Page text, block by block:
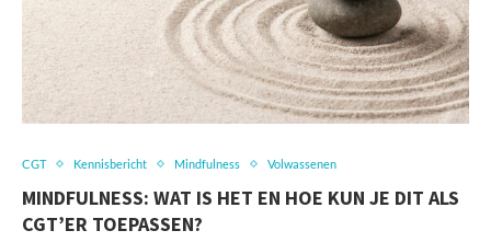
CGT Kennisbericht Mindfulness Volwassenen
MINDFULNESS: WAT IS HET EN HOE KUN JE DIT ALS
CGT’ER TOEPASSEN?